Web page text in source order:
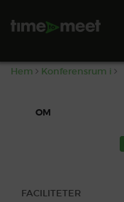
Hem Konferensrum i
OM
FACILITETER